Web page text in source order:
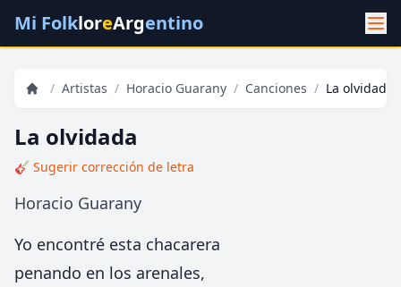
Mi FolkloreArgentino
/ Artistas / Horacio Guarany / Canciones / La olvidada
La olvidada
🎸 Sugerir corrección de letra
Horacio Guarany
Yo encontré esta chacarera
penando en los arenales,